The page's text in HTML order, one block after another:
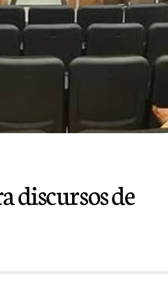
discursos de